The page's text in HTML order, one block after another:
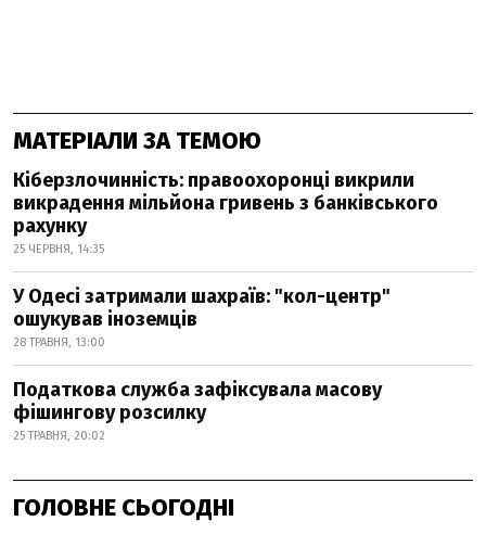
МАТЕРІАЛИ ЗА ТЕМОЮ
Кіберзлочинність: правоохоронці викрили
викрадення мільйона гривень з банківського
рахунку
25 ЧЕРВНЯ, 14:35
У Одесі затримали шахраїв: "кол-центр"
ошукував іноземців
28 ТРАВНЯ, 13:00
Податкова служба зафіксувала масову
фішингову розсилку
25 ТРАВНЯ, 20:02
ГОЛОВНЕ СЬОГОДНІ